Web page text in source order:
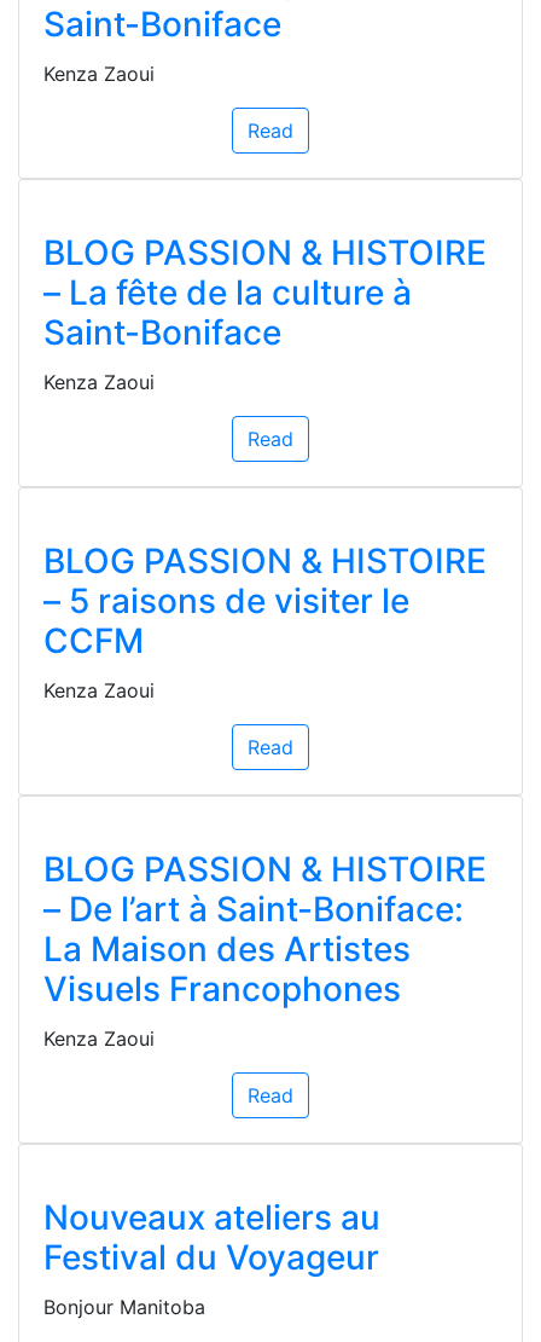
Saint-Boniface
Kenza Zaoui
Read
BLOG PASSION & HISTOIRE
– La fête de la culture à
Saint-Boniface
Kenza Zaoui
Read
BLOG PASSION & HISTOIRE
– 5 raisons de visiter le
CCFM
Kenza Zaoui
Read
BLOG PASSION & HISTOIRE
– De l’art à Saint-Boniface:
La Maison des Artistes
Visuels Francophones
Kenza Zaoui
Read
Nouveaux ateliers au
Festival du Voyageur
Bonjour Manitoba